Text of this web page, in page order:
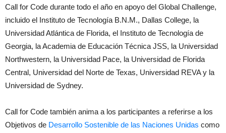
Call for Code durante todo el año en apoyo del Global Challenge,
incluido el Instituto de Tecnología B.N.M., Dallas College, la
Universidad Atlántica de Florida, el Instituto de Tecnología de
Georgia, la Academia de Educación Técnica JSS, la Universidad
Northwestern, la Universidad Pace, la Universidad de Florida
Central, Universidad del Norte de Texas, Universidad REVA y la
Universidad de Sydney.
Call for Code también anima a los participantes a referirse a los
Objetivos de Desarrollo Sostenible de las Naciones Unidas como